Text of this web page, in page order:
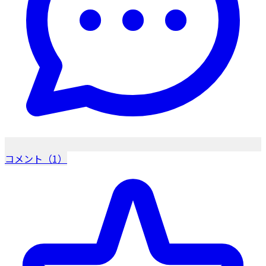
コメント（1）